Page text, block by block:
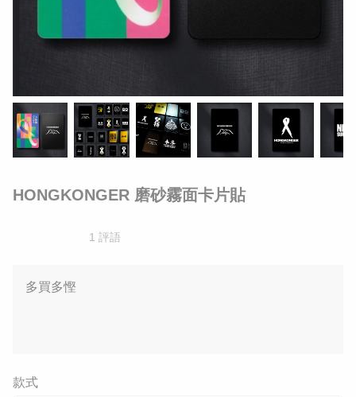
HONGKONGER 磨砂霧面卡片貼
1 評語
多買多慳
款式